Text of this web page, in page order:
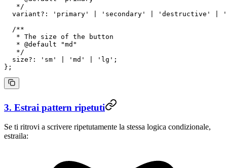
   */
  variant
?: 'primary' 'secondary' 'destructive'
  /**
   * The size of the button
   *
@default "md "
   */
  size
?: 'sm' 'md' 'lg' ;
};
3. Estrai pattern ripetuti
Se ti ritrovi a scrivere ripetutamente la stessa logica condizionale,
estraila: